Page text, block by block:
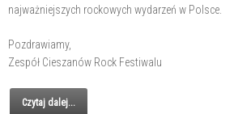
najważniejszych rockowych wydarzeń w Polsce.
Pozdrawiamy,
Zespół Cieszanów Rock Festiwalu
Czytaj dalej...